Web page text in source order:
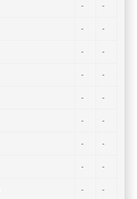
- -
- -
- -
- -
- -
- -
- -
- -
- -